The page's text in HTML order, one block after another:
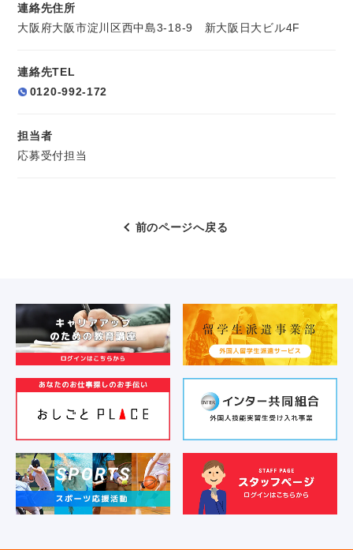
連絡先住所
大阪府大阪市淀川区西中島3-18-9 新大阪日大ビル4F
連絡先TEL
0120-992-172
担当者
応募受付担当
前のページへ戻る